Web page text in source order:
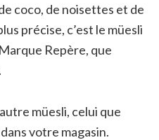
coco, de noisettes et de
précise, c’est le müesli
Repère, que
müesli, celui que
votre magasin.